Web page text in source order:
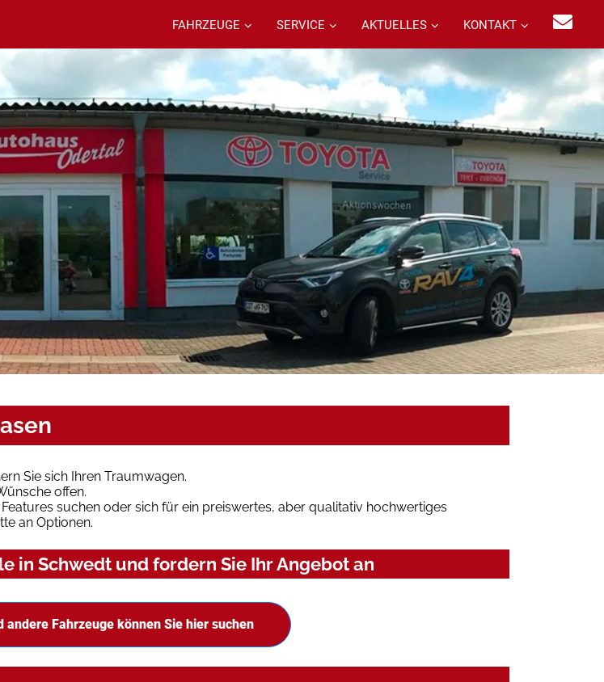
FAHRZEUGE SERVICE AKTUELLES KONTAKT
Sie sich Ihren Traumwagen.
offen.
suchen oder sich für ein preiswertes, aber qualitativ hochwertiges
an Optionen.
in Schwedt und fordern Sie Ihr Angebot an
andere Fahrzeuge können Sie hier suchen